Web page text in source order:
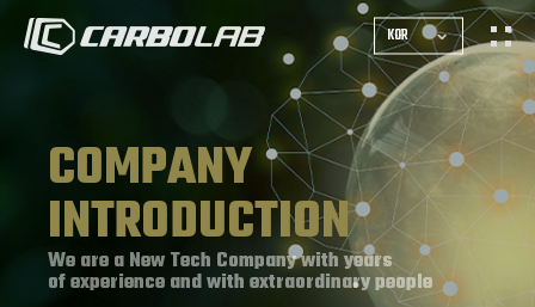
KOR
COMPANY
INTRODUCTION
We are a New Tech Company with years
of experience and with extraordinary people